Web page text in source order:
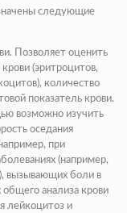
следующие
Позволяет оценить
(эритроцитов,
), количество
показатель крови.
возможно изучить
оседания
при
(например,
), вызывающих боли в
общего анализа крови
лейкоцитоз и